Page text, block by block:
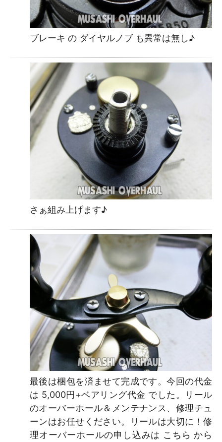
ブレーキ の ダイヤルノブ も異常は無し♪
さぁ組み上げます♪
最後は梱包を済ませて完成です。今回の代金
は 5,000円+ベアリング代金 でした。リール
のオーバーホール＆メンテナンス、修理チュ
ーンはお任せください。リールは大切に！修
理オーバーホールの申し込みは こちら から